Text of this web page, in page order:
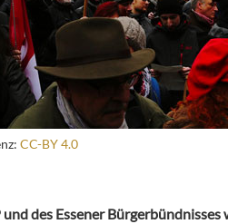
CC-BY 4.0
des Essener Bürgerbündnisses